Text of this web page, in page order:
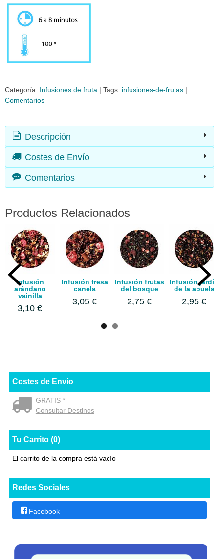
Costes de Envío
GRATIS *
Consultar Destinos
Tu Carrito (0)
El carrito de la compra está vacío
Redes Sociales
Facebook
Categoría: Infusiones de fruta | Tags: infusiones-de-frutas |
Comentarios
Descripción
Costes de Envío
Comentarios
Productos Relacionados
Infusión
arándano
vainilla
3,10 €
Infusión fresa
canela
3,05 €
Infusión frutas
del bosque
2,75 €
Infusión jardín
de la abuela
2,95 €